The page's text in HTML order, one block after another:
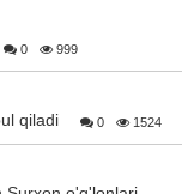
0 999
qiladi 0 1524